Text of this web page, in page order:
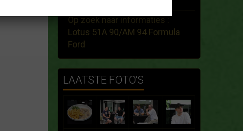
Op zoek naar informaties :
Lotus 51A 90/AM 94 Formula
Ford
LAATSTE FOTO'S